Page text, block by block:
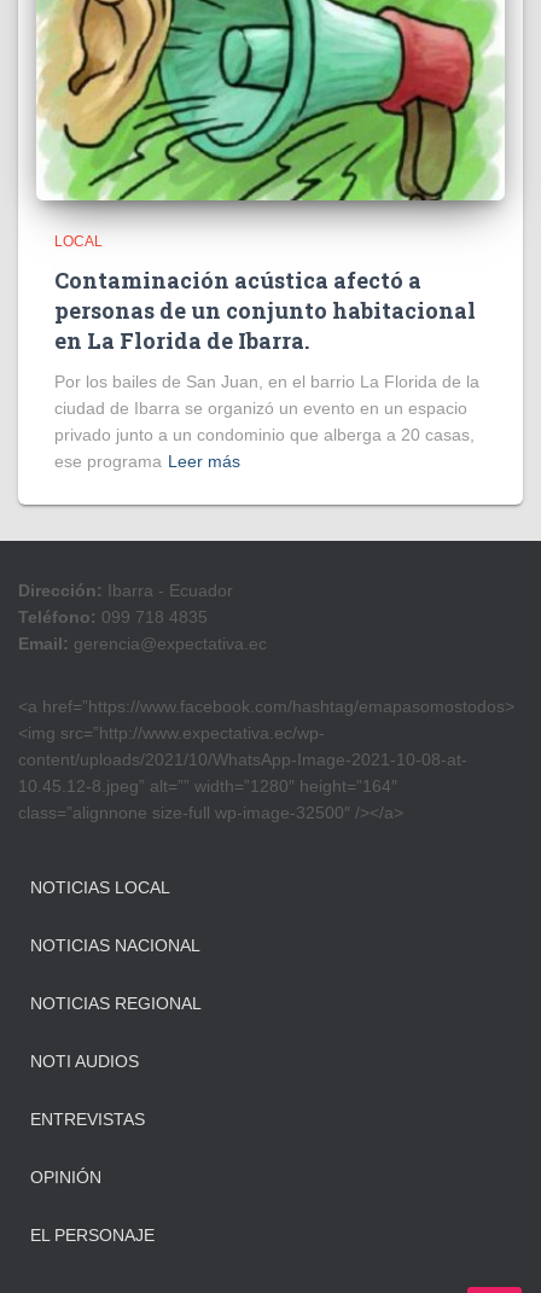
LOCAL
Contaminación acústica afectó a
personas de un conjunto habitacional
en La Florida de Ibarra.
Por los bailes de San Juan, en el barrio La Florida de la
ciudad de Ibarra se organizó un evento en un espacio
privado junto a un condominio que alberga a 20 casas,
ese programa Leer más
Dirección: Ibarra - Ecuador
Teléfono: 099 718 4835
Email: gerencia@expectativa.ec
<a href=”https://www.facebook.com/hashtag/emapasomostodos>
<img src=”http://www.expectativa.ec/wp-
content/uploads/2021/10/WhatsApp-Image-2021-10-08-at-
10.45.12-8.jpeg” alt=”” width=”1280″ height=”164″
class=”alignnone size-full wp-image-32500″ /></a>
NOTICIAS LOCAL
NOTICIAS NACIONAL
NOTICIAS REGIONAL
NOTI AUDIOS
ENTREVISTAS
OPINIÓN
EL PERSONAJE